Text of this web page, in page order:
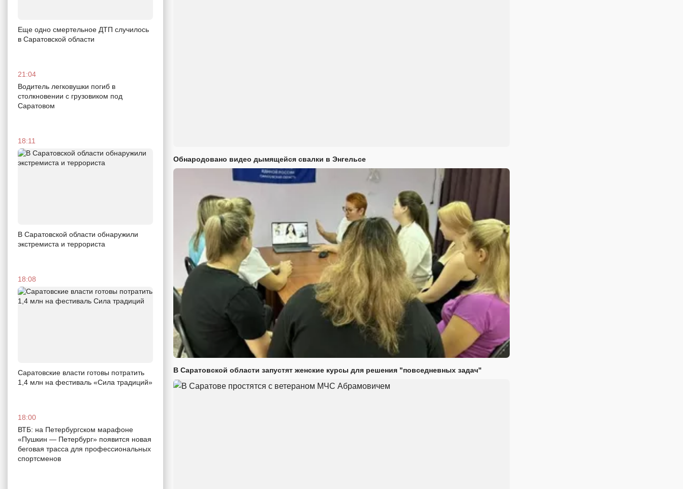
Еще одно смертельное ДТП случилось
в Саратовской области
21:04
Водитель легковушки погиб в
столкновении с грузовиком под
Саратовом
18:11
В Саратовской области обнаружили
экстремиста и террориста
18:08
Саратовские власти готовы потратить
1,4 млн на фестиваль «Сила традиций»
18:00
ВТБ: на Петербургском марафоне
«Пушкин — Петербург» появится новая
беговая трасса для профессиональных
спортсменов
Обнародовано видео дымящейся свалки в Энгельсе
В Саратовской области запустят женские курсы для решения "повседневных задач"